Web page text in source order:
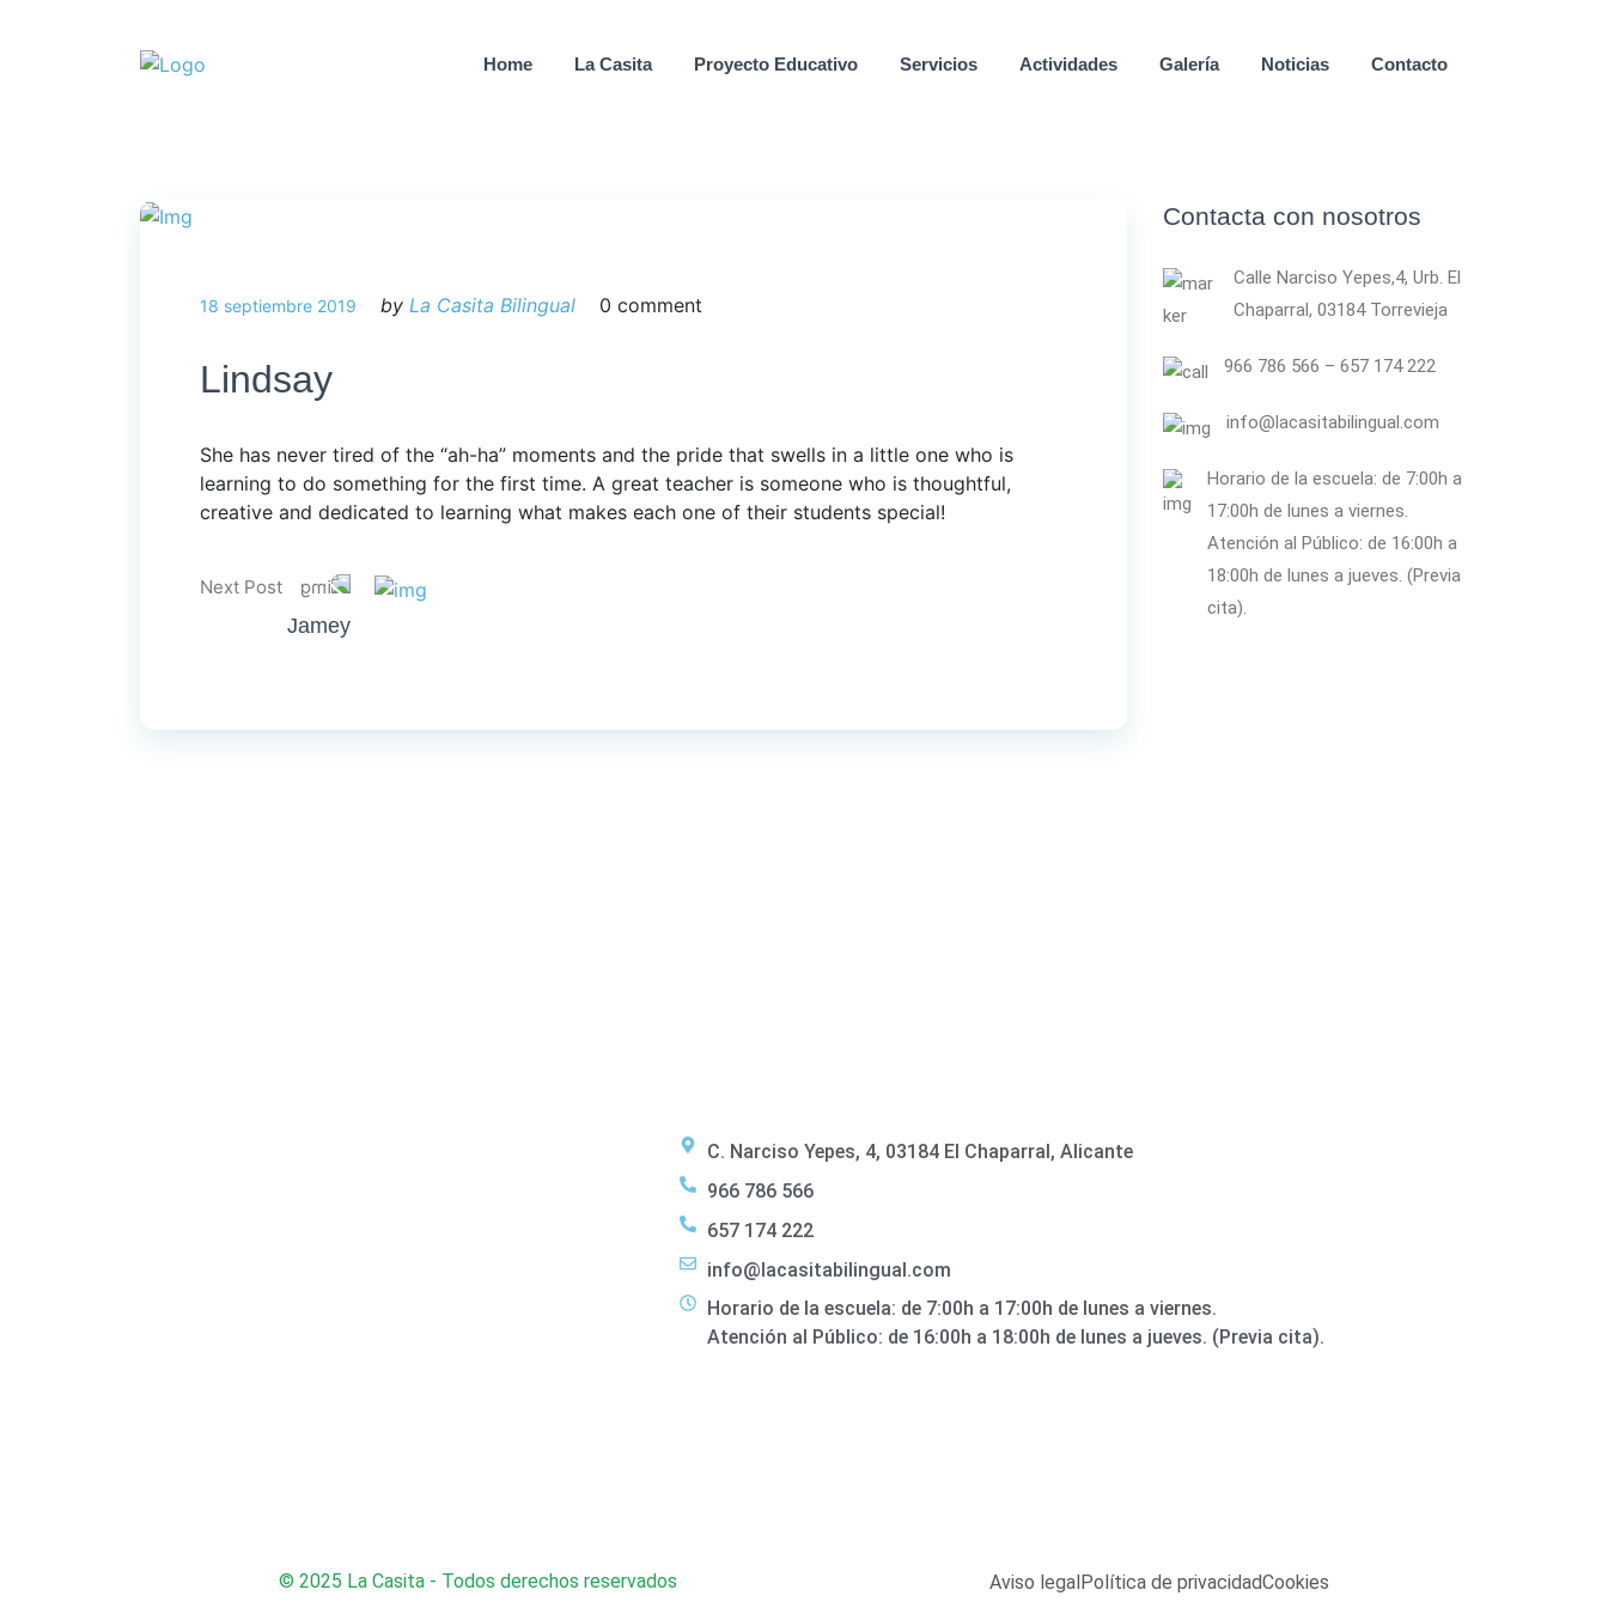
Home La Casita Proyecto Educativo Servicios Actividades Galería Noticias Contacto
18 septiembre 2019 by La Casita Bilingual 0 comment
Lindsay
She has never tired of the “ah-ha” moments and the pride that swells in a little one who is
learning to do something for the first time. A great teacher is someone who is thoughtful,
creative and dedicated to learning what makes each one of their students special!
Next Post
Jamey
Contacta con nosotros
Calle Narciso Yepes,4, Urb. El
Chaparral, 03184 Torrevieja
966 786 566 – 657 174 222
info@lacasitabilingual.com
Horario de la escuela: de 7:00h a
17:00h de lunes a viernes.
Atención al Público: de 16:00h a
18:00h de lunes a jueves. (Previa
cita).
C. Narciso Yepes, 4, 03184 El Chaparral, Alicante
966 786 566
657 174 222
info@lacasitabilingual.com
Horario de la escuela: de 7:00h a 17:00h de lunes a viernes.
Atención al Público: de 16:00h a 18:00h de lunes a jueves. (Previa cita).
© 2025 La Casita - Todos derechos reservados Aviso legalPolítica de privacidadCookies